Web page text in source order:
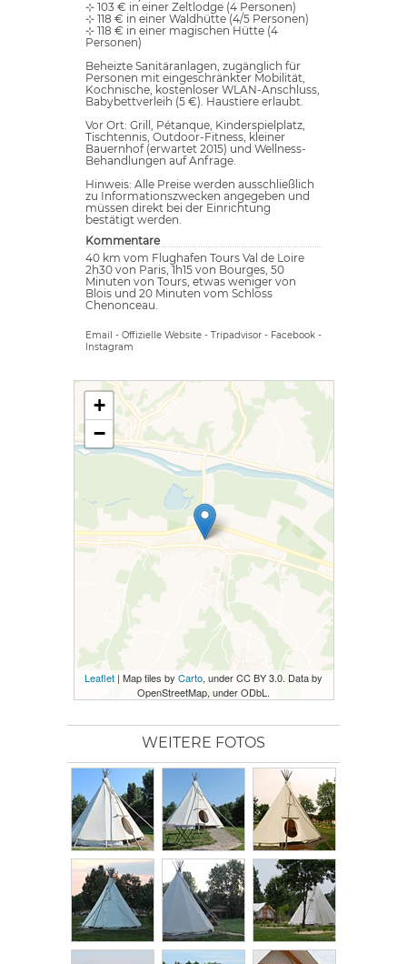
⊹ 103 € in einer Zeltlodge (4 Personen)
⊹ 118 € in einer Waldhütte (4/5 Personen)
⊹ 118 € in einer magischen Hütte (4
Personen)
Beheizte Sanitäranlagen, zugänglich für
Personen mit eingeschränkter Mobilität,
Kochnische, kostenloser WLAN-Anschluss,
Babybettverleih (5 €). Haustiere erlaubt.
Vor Ort: Grill, Pétanque, Kinderspielplatz,
Tischtennis, Outdoor-Fitness, kleiner
Bauernhof (erwartet 2015) und Wellness-
Behandlungen auf Anfrage.
Hinweis: Alle Preise werden ausschließlich
zu Informationszwecken angegeben und
müssen direkt bei der Einrichtung
bestätigt werden.
Kommentare
40 km vom Flughafen Tours Val de Loire
2h30 von Paris, 1h15 von Bourges, 50
Minuten von Tours, etwas weniger von
Blois und 20 Minuten vom Schloss
Chenonceau.
Email - Offizielle Website - Tripadvisor - Facebook -
Instagram
+
−
Leaflet | Map tiles by Carto, under CC BY 3.0. Data by
OpenStreetMap, under ODbL.
WEITERE FOTOS